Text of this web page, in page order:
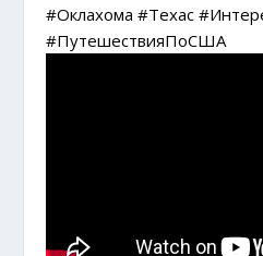
#Оклахома #Техас
#ПутешествияПоСША